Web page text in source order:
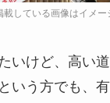
いけど、高い
う方でも、有